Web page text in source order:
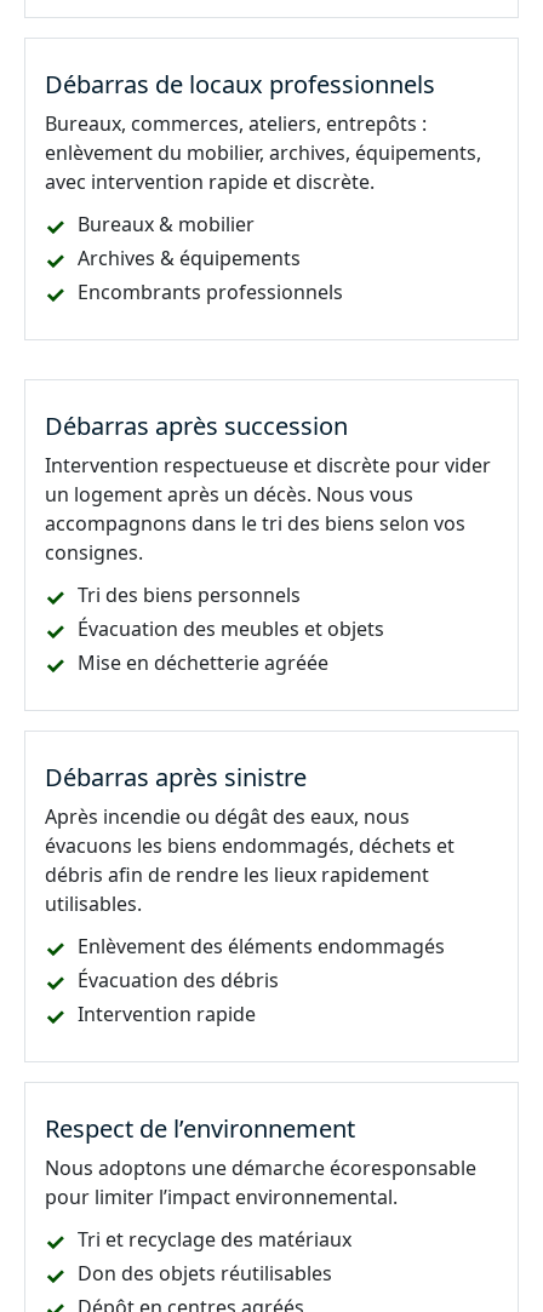
Débarras de locaux professionnels
Bureaux, commerces, ateliers, entrepôts :
enlèvement du mobilier, archives, équipements,
avec intervention rapide et discrète.
Bureaux & mobilier
Archives & équipements
Encombrants professionnels
Débarras après succession
Intervention respectueuse et discrète pour vider
un logement après un décès. Nous vous
accompagnons dans le tri des biens selon vos
consignes.
Tri des biens personnels
Évacuation des meubles et objets
Mise en déchetterie agréée
Débarras après sinistre
Après incendie ou dégât des eaux, nous
évacuons les biens endommagés, déchets et
débris afin de rendre les lieux rapidement
utilisables.
Enlèvement des éléments endommagés
Évacuation des débris
Intervention rapide
Respect de l’environnement
Nous adoptons une démarche écoresponsable
pour limiter l’impact environnemental.
Tri et recyclage des matériaux
Don des objets réutilisables